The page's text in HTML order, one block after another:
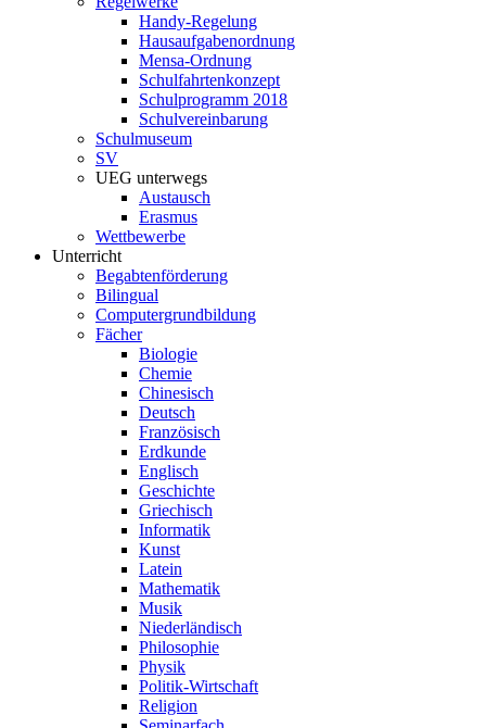
Handy-Regelung
Hausaufgabenordnung
Mensa-Ordnung
Schulfahrtenkonzept
Schulprogramm 2018
Schulvereinbarung
Schulmuseum
SV
UEG unterwegs
Austausch
Erasmus
Wettbewerbe
Unterricht
Begabtenförderung
Bilingual
Computergrundbildung
Fächer
Biologie
Chemie
Chinesisch
Deutsch
Französisch
Erdkunde
Englisch
Geschichte
Griechisch
Informatik
Kunst
Latein
Mathematik
Musik
Niederländisch
Philosophie
Physik
Politik-Wirtschaft
Religion